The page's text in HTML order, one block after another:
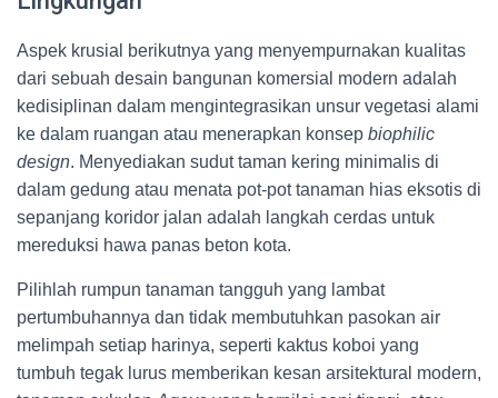
Aspek krusial berikutnya yang menyempurnakan kualitas
dari sebuah desain bangunan komersial modern adalah
kedisiplinan dalam mengintegrasikan unsur vegetasi alami
ke dalam ruangan atau menerapkan konsep biophilic
design. Menyediakan sudut taman kering minimalis di
dalam gedung atau menata pot-pot tanaman hias eksotis di
sepanjang koridor jalan adalah langkah cerdas untuk
mereduksi hawa panas beton kota.
Pilihlah rumpun tanaman tangguh yang lambat
pertumbuhannya dan tidak membutuhkan pasokan air
melimpah setiap harinya, seperti kaktus koboi yang
tumbuh tegak lurus memberikan kesan arsitektural modern,